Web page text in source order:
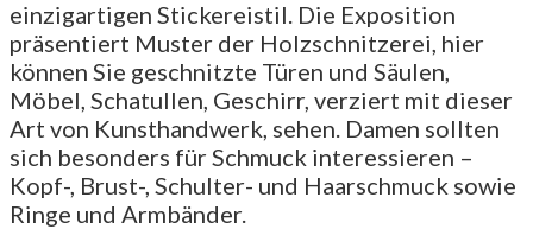
einzigartigen Stickereistil. Die Exposition
präsentiert Muster der Holzschnitzerei, hier
können Sie geschnitzte Türen und Säulen,
Möbel, Schatullen, Geschirr, verziert mit dieser
Art von Kunsthandwerk, sehen. Damen sollten
sich besonders für Schmuck interessieren –
Kopf-, Brust-, Schulter- und Haarschmuck sowie
Ringe und Armbänder.